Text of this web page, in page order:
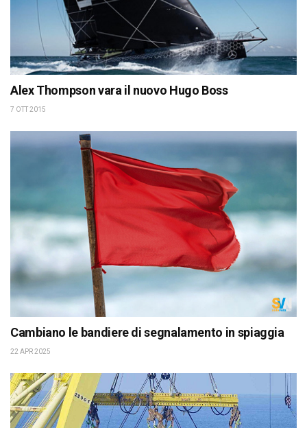
Alex Thompson vara il nuovo Hugo Boss
7 OTT 2015
Cambiano le bandiere di segnalamento in spiaggia
22 APR 2025